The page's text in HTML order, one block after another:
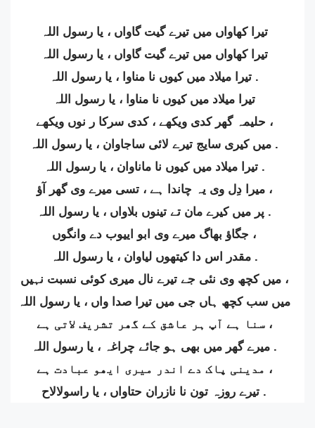
تیرا کھاواں میں تیرے گیت گاواں ، یا رسول اللہ
تیرا کھاواں میں تیرے گیت گاواں ، یا رسول اللہ
تیرا میلاد میں کیوں نا مناوا ، یا رسول اللہ .
تیرا میلاد میں کیوں نا مناوا ، یا رسول اللہ
حلیمہ گھر کدی ویکھے ، کدی سرکا ر نوں ویکھے ،
میں کیری سایج تیرے لائی ساجاوان ، یا رسول اللہ .
تیرا میلاد میں کیوں نا ماناوان ، یا رسول اللہ .
میرا دِل وی یہ چاندا ہے ، تسی میرے وی گھر آؤ ،
پر میں کیرے مان تے تینوں بلاواں ، یا رسول اللہ .
جگاؤ بھاگ میرے وی ابو اییوب دے وانگوں ،
مقدر اس دا کیتھوں لیاوان ، یا رسول اللہ .
میں کچھ وی نئی جے تیرے نال میری کوئی نسبت نہیں ،
میں سب کچھ ہاں جی میں تیرا صدا واں ، یا رسول اللہ
سنا ہے آپ ہر عاشق كے گھر تشریف لاتی ہے ،
میرے گھر میں بھی ہو جائے چراغہ ، یا رسول اللہ .
مدینی پاک دے اندر میری ایھو عبادت ہے ،
تیرے روزہ تون نا نازران حتاواں ، یا راسولالاح .